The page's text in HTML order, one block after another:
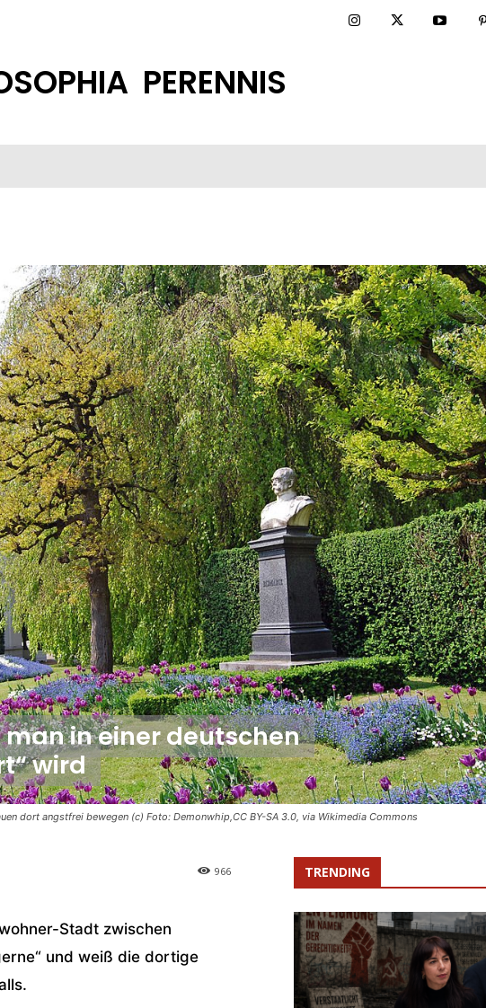
PERENNIS
dort angstfrei bewegen (c) Foto: Demonwhip,CC BY-SA 3.0, via Wikimedia Commons
man in einer deutschen
wird
966
Stadt zwischen
und weiß die dortige
TRENDING